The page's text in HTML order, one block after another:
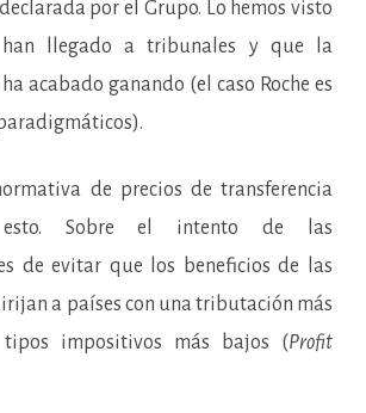
por el Grupo. Lo hemos visto
llegado a tribunales y que la
acabado ganando (el caso Roche es
de precios de transferencia
Sobre el intento de las
de evitar que los beneficios de las
a países con una tributación más
tipos impositivos más bajos (Profit